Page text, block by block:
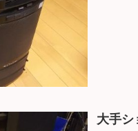
大手シ